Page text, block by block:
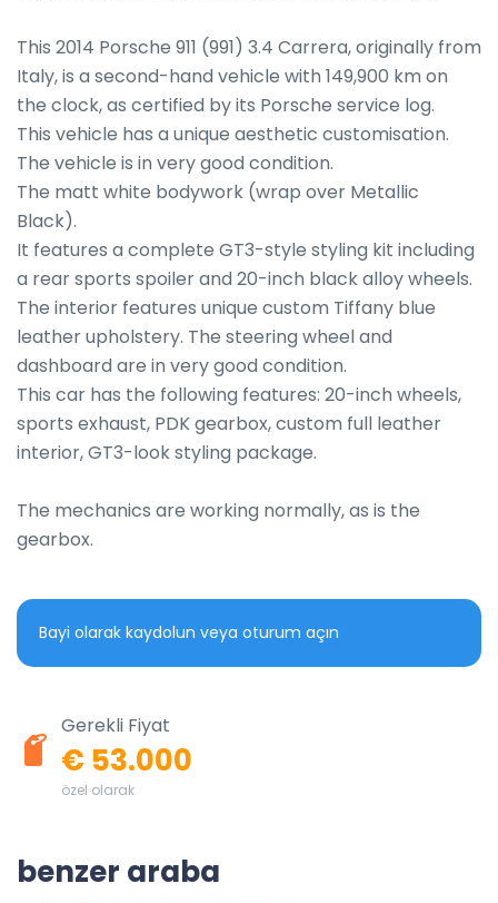
This 2014 Porsche 911 (991) 3.4 Carrera, originally from
Italy, is a second-hand vehicle with 149,900 km on
the clock, as certified by its Porsche service log.
This vehicle has a unique aesthetic customisation.
The vehicle is in very good condition.
The matt white bodywork (wrap over Metallic
Black).
It features a complete GT3-style styling kit including
a rear sports spoiler and 20-inch black alloy wheels.
The interior features unique custom Tiffany blue
leather upholstery. The steering wheel and
dashboard are in very good condition.
This car has the following features: 20-inch wheels,
sports exhaust, PDK gearbox, custom full leather
interior, GT3-look styling package.
The mechanics are working normally, as is the
gearbox.
Bayi olarak kaydolun veya oturum açın
Gerekli Fiyat
€ 53.000
özel olarak
benzer araba